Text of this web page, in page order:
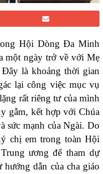
Hội Dòng Đa Minh
một ngày trở về với Mẹ
là khoảng thời gian
lại công việc mục vụ
rất riêng tư của mình
gẫm, kết hợp với Chúa
sức mạnh của Ngài. Do
chị em trong toàn Hội
ương để tham dự
dẫn của cha giáo